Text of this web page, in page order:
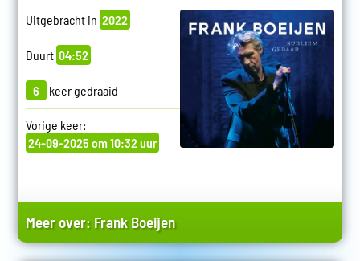
Uitgebracht in 2022
Duurt 04:52
6 keer gedraaid
Vorige keer:
24-09-2025 om 10:32 uur
Meer over: Frank Boeijen